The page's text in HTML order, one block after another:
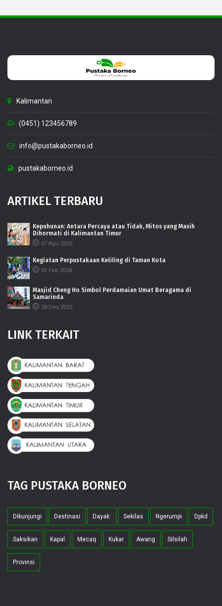
Kalimantan
(0451) 123456789
info@pustakaborneo.id
pustakaborneo.id
ARTIKEL TERBARU
Kepuhunan: Antara Percaya atau Tidak, Mitos yang Masih
Dihormati di Kalimantan Timur
07 Agu 2025
Kegiatan Perpustakaan Keliling di Taman Kota
01 Feb 2024
Masjid Cheng Ho Simbol Perdamaian Umat Beragama di
Samarinda
28 Des 2023
LINK TERKAIT
TAG PUSTAKA BORNEO
Dikunjungi Destinasi Dayak: Sekilas Ngerumpi Dpkd
Saksikan Kapal Mecaq Kukar Awang Silsilah
Provinsi